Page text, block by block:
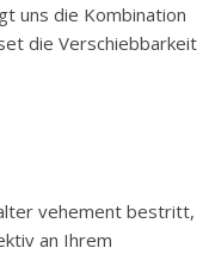
uns die Kombination
die Verschiebbarkeit
vehement bestritt,
an Ihrem